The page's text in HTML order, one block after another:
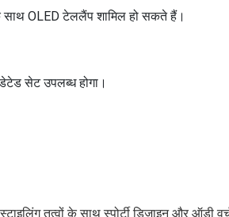
साथ OLED टेललैंप शामिल हो सकते हैं।
सेट उपलब्ध होगा।
तत्वों के साथ स्पोर्टी डिज़ाइन और ऑडी